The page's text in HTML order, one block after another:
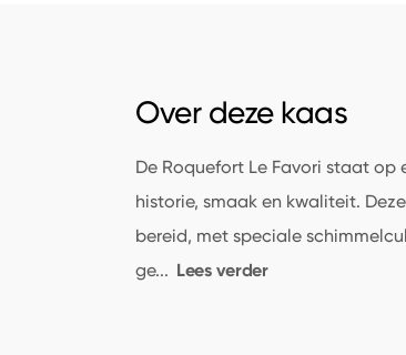
Over deze kaas
De Roquefort Le Favori staat
historie, smaak en kwaliteit.
bereid, met speciale
ge... Lees verder